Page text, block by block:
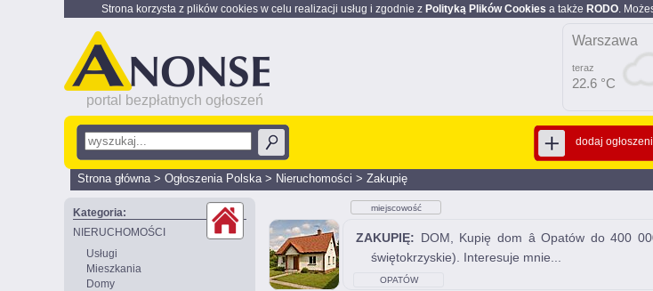
Strona korzysta z plików cookies w celu realizacji usług i zgodnie z Polityką Plików Cookies a także RODO.
portal bezpłatnych ogłoszeń
Warszawa
teraz
22.6 °C
dodaj
Strona główna> Ogłoszenia Polska> Nieruchomości > Zakupię
Kategoria:
NIERUCHOMOŚCI
Usługi
Mieszkania
Domy
miejscowość
ZAKUPIĘ: DOM, Kupię dom â Opatów do 400
świętokrzyskie). Interesuje mnie...
OPATÓW